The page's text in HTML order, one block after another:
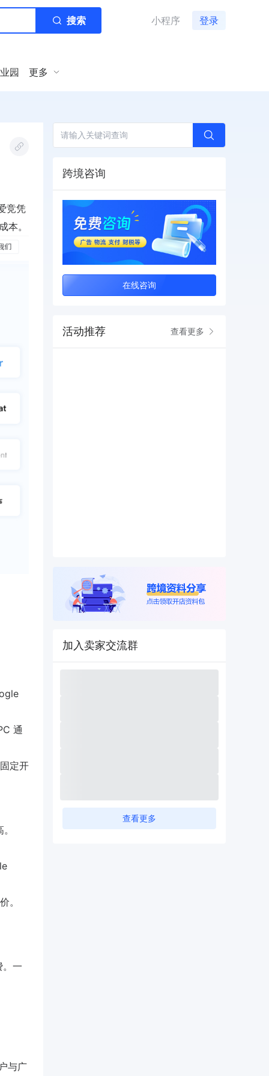
搜索 小程序 登录
园 更多
竞凭
本。
通
定开
。
。一
与广
跨境咨询
在线咨询
活动推荐 查看更多
加入卖家交流群
查看更多